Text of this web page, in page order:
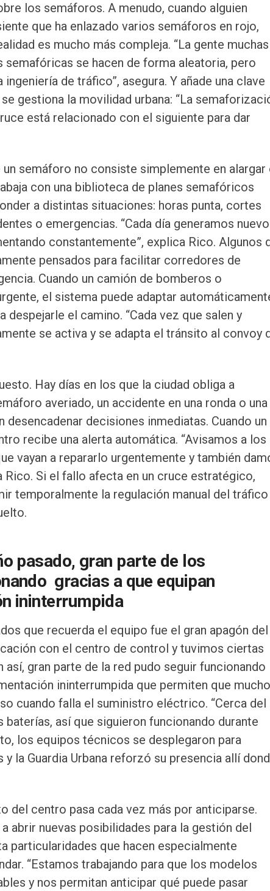
los semáforos. A menudo, cuando alguien
que ha enlazado varios semáforos en rojo,
es mucho más compleja. “La gente muchas
se hacen de forma aleatoria, pero
de tráfico”, asegura. Y añade una clave
gestiona la movilidad urbana: “La
está relacionado con el siguiente para dar
semáforo no consiste simplemente en alargar
con una biblioteca de planes semafóricos
a distintas situaciones: horas punta, cortes
o emergencias. “Cada día generamos
constantemente”, explica Rico. Algunos
pensados para facilitar corredores de
Cuando un camión de bomberos o
el sistema puede adaptar
despejarle el camino. “Cada vez que salen y
se activa y se adapta el tránsito al convoy
Hay días en los que la ciudad obliga a
averiado, un accidente en una ronda o una
decisiones inmediatas. Cuando un
recibe una alerta automática. “Avisamos a los
vayan a repararlo urgentemente y también
Rico. Si el fallo afecta en un cruce estratégico,
temporalmente la regulación manual del tráfico
pasado, gran parte de los
gracias a que equipan
ininterrumpida
que recuerda el equipo fue el gran apagón del
con el centro de control y tuvimos ciertas
gran parte de la red pudo seguir funcionando
ininterrumpida que permiten que
cuando falla el suministro eléctrico. “Cerca del
baterías, así que siguieron funcionando durante
los equipos técnicos se desplegaron para
la Guardia Urbana reforzó su presencia allí
del centro pasa cada vez más por anticiparse.
abrir nuevas posibilidades para la gestión del
particularidades que hacen especialmente
“Estamos trabajando para que los modelos
y nos permitan anticipar qué puede pasar